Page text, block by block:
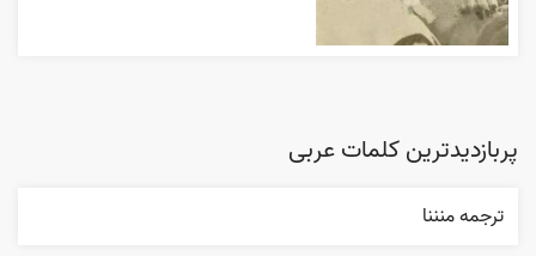
پربازدیدترین کلمات عربی
ترجمه منننا